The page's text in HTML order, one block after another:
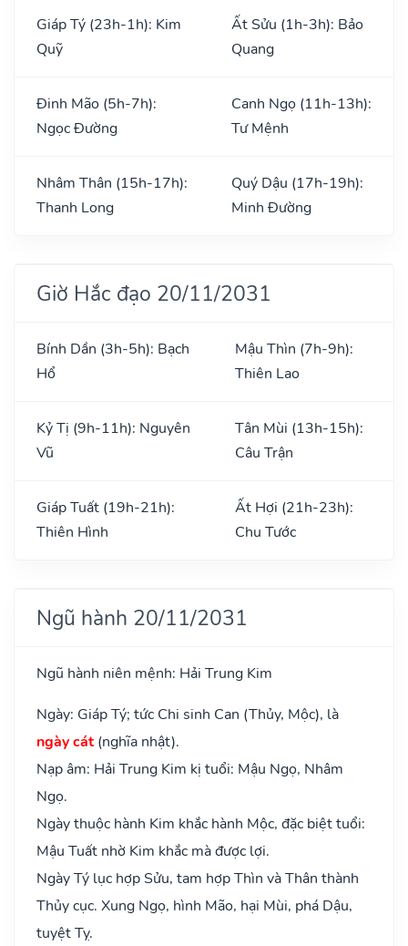
Giáp Tý (23h-1h): Kim
Quỹ
Ất Sửu (1h-3h): Bảo
Quang
Đinh Mão (5h-7h):
Ngọc Đường
Canh Ngọ (11h-13h):
Tư Mệnh
Nhâm Thân (15h-17h):
Thanh Long
Quý Dậu (17h-19h):
Minh Đường
Giờ Hắc đạo 20/11/2031
Bính Dần (3h-5h): Bạch
Hổ
Mậu Thìn (7h-9h):
Thiên Lao
Kỷ Tị (9h-11h): Nguyên
Vũ
Tân Mùi (13h-15h):
Câu Trận
Giáp Tuất (19h-21h):
Thiên Hình
Ất Hợi (21h-23h):
Chu Tước
Ngũ hành 20/11/2031
Ngũ hành niên mệnh: Hải Trung Kim
Ngày: Giáp Tý; tức Chi sinh Can (Thủy, Mộc), là
ngày cát(nghĩa nhật).
Nạp âm: Hải Trung Kim kị tuổi: Mậu Ngọ, Nhâm
Ngọ.
Ngày thuộc hành Kim khắc hành Mộc, đặc biệt tuổi:
Mậu Tuất nhờ Kim khắc mà được lợi.
Ngày Tý lục hợp Sửu, tam hợp Thìn và Thân thành
Thủy cục. Xung Ngọ, hình Mão, hại Mùi, phá Dậu,
tuyệt Tỵ.